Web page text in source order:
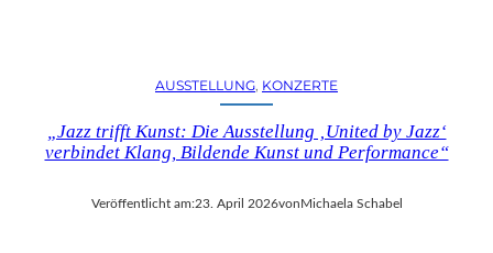
AUSSTELLUNG, KONZERTE
„Jazz trifft Kunst: Die Ausstellung ‚United by Jazz‘
verbindet Klang, Bildende Kunst und Performance“
Veröffentlicht am:23. April 2026von Michaela Schabel